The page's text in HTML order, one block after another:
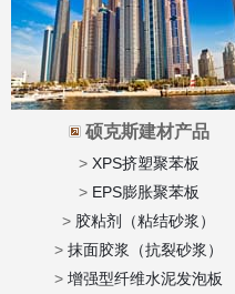
硕克斯建材产品
> XPS挤塑聚苯板
> EPS膨胀聚苯板
> 胶粘剂（粘结砂浆）
> 抹面胶浆（抗裂砂浆）
> 增强型纤维水泥发泡板